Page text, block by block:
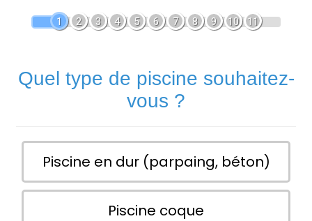
1 2 3 4 5 6 7 8 9 10 11
Quel type de piscine souhaitez-
vous ?
Piscine en dur (parpaing, béton)
Piscine coque